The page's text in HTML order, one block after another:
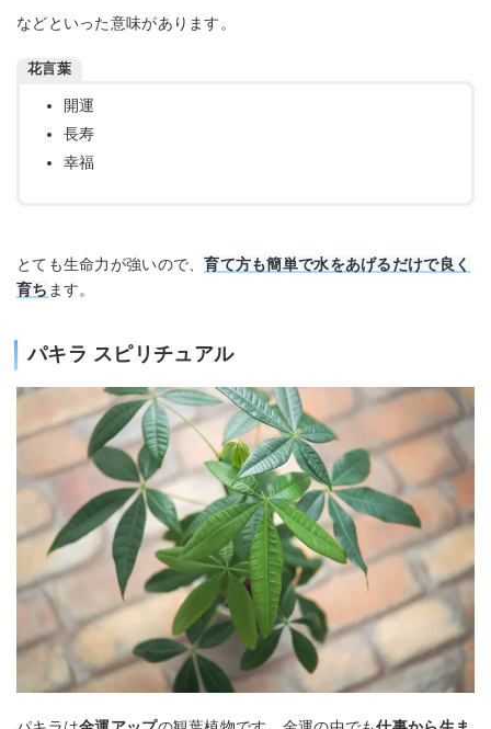
などといった意味があります。
花言葉
開運
長寿
幸福
とても生命力が強いので、育て方も簡単で水をあげるだけで良く
育ち ます。
パキラ スピリチュアル